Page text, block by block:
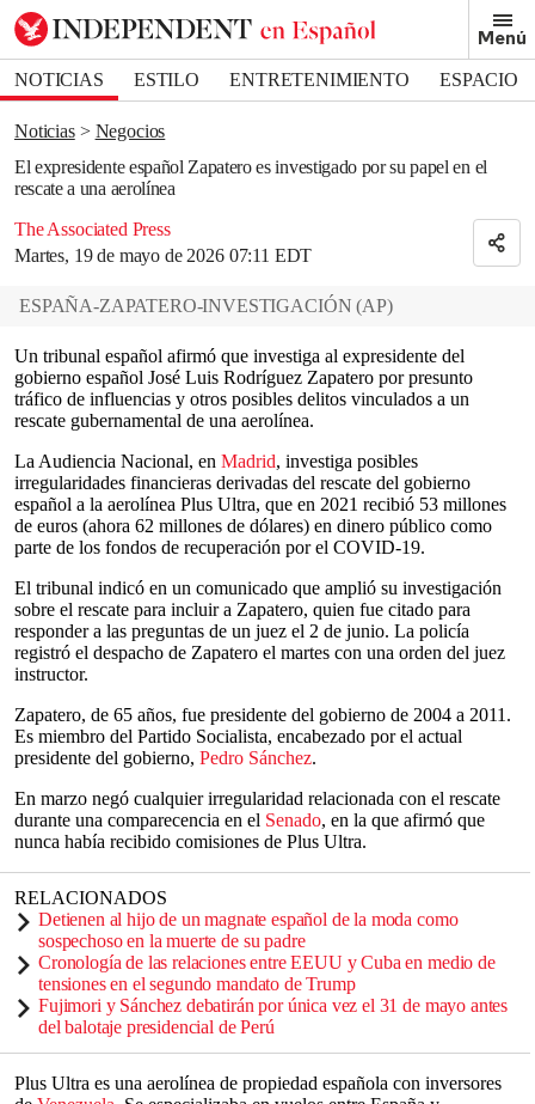
Menú
NOTICIAS ESTILO ENTRETENIMIENTO
ESPACIO
DEPORTES
Noticias
Negocios
El expresidente español Zapatero es investigado por su papel en el
rescate a una aerolínea
The Associated Press
Martes, 19 de mayo de 2026 07:11 EDT
Bookmark popover
Removed from bookmarks
Close popover
ESPAÑA-ZAPATERO-INVESTIGACIÓN (AP)
Un tribunal español afirmó que investiga al expresidente del
gobierno español José Luis Rodríguez Zapatero por presunto
tráfico de influencias y otros posibles delitos vinculados a un
rescate gubernamental de una aerolínea.
La Audiencia Nacional, en Madrid, investiga posibles
irregularidades financieras derivadas del rescate del gobierno
español a la aerolínea Plus Ultra, que en 2021 recibió 53 millones
de euros (ahora 62 millones de dólares) en dinero público como
parte de los fondos de recuperación por el COVID-19.
El tribunal indicó en un comunicado que amplió su investigación
sobre el rescate para incluir a Zapatero, quien fue citado para
responder a las preguntas de un juez el 2 de junio. La policía
registró el despacho de Zapatero el martes con una orden del juez
instructor.
Zapatero, de 65 años, fue presidente del gobierno de 2004 a 2011.
Es miembro del Partido Socialista, encabezado por el actual
presidente del gobierno, Pedro Sánchez.
En marzo negó cualquier irregularidad relacionada con el rescate
durante una comparecencia en el Senado, en la que afirmó que
nunca había recibido comisiones de Plus Ultra.
RELACIONADOS
Detienen al hijo de un magnate español de la moda como
sospechoso en la muerte de su padre
Cronología de las relaciones entre EEUU y Cuba en medio de
tensiones en el segundo mandato de Trump
Fujimori y Sánchez debatirán por única vez el 31 de mayo antes
del balotaje presidencial de Perú
Plus Ultra es una aerolínea de propiedad española con inversores